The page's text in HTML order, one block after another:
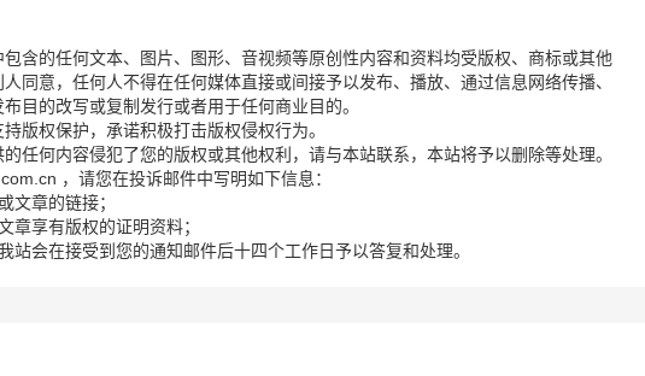
含的任何文本、图片、图形、音视频等原创性内容和资料均受版权、商标或其他
同意，任何人不得在任何媒体直接或间接予以发布、播放、通过信息网络传播、
目的改写或复制发行或者用于任何商业目的。
版权保护，承诺积极打击版权侵权行为。
任何内容侵犯了您的版权或其他权利，请与本站联系，本站将予以删除等处理。
，请您在投诉邮件中写明如下信息：
文章的链接；
章享有版权的证明资料；
站会在接受到您的通知邮件后十四个工作日予以答复和处理。